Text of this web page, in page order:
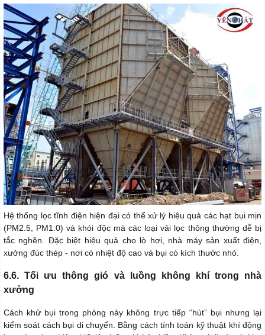
Hệ thống lọc tĩnh điện hiện đại có thể xử lý hiệu quả các hạt bụi mịn
(PM2.5, PM1.0) và khói độc mà các loại vải lọc thông thường dễ bị
tắc nghẽn. Đặc biệt hiệu quả cho lò hơi, nhà máy sản xuất điện,
xưởng đúc thép - nơi có nhiệt độ cao và bụi có kích thước nhỏ.
6.6. Tối ưu thông gió và luồng không khí trong nhà
xưởng
Cách khử bụi trong phòng này không trực tiếp “hút” bụi nhưng lại
kiểm soát cách bụi di chuyển. Bằng cách tính toán kỹ thuật khí động